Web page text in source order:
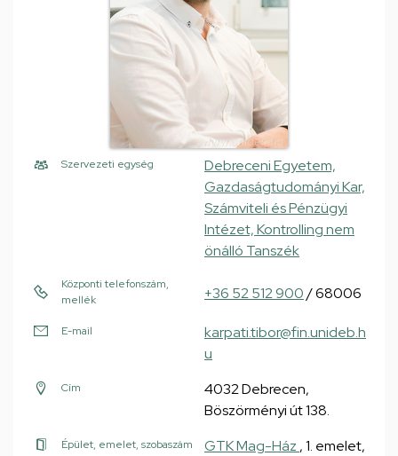
Szervezeti egység
Debreceni Egyetem,
Gazdaságtudományi Kar,
Számviteli és Pénzügyi
Intézet, Kontrolling nem
önálló Tanszék
Központi telefonszám,
mellék
+36 52 512 900/ 68006
E-mail
karpati.tibor@fin.unideb.h
u
Cím
4032 Debrecen,
Böszörményi út 138.
Épület, emelet, szobaszám GTK Mag-Ház , 1. emelet,